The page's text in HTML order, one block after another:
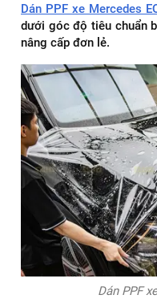
Dán PPF xe Mercedes
dưới góc độ tiêu chuẩn
nâng cấp đơn lẻ.
Dán PPF